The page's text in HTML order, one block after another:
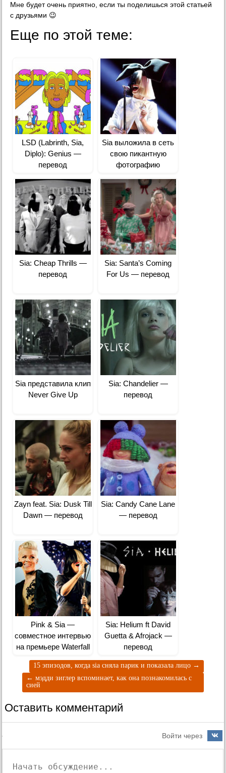
Мне будет очень приятно, если ты поделишься этой статьей
с друзьями 😉
Еще по этой теме:
LSD (Labrinth, Sia,
Diplo): Genius —
перевод
Sia выложила в сеть
свою пикантную
фотографию
Sia: Cheap Thrills —
перевод
Sia: Santa’s Coming
For Us — перевод
Sia представила клип
Never Give Up
Sia: Chandelier —
перевод
Zayn feat. Sia: Dusk Till
Dawn — перевод
Sia: Candy Cane Lane
— перевод
Pink & Sia —
совместное интервью
на премьере Waterfall
Sia: Helium ft David
Guetta & Afrojack —
перевод
15 эпизодов, когда sia сняла парик и показала лицо →
← мэдди зиглер вспоминает, как она познакомилась с
сией
Оставить комментарий
Войти через